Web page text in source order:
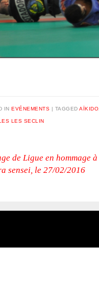
INEVÉNEMENTS | TAGGEDAÏKIDO
LES SECLIN
navigation
de Ligue en hommage à
sensei, le 27/02/2016